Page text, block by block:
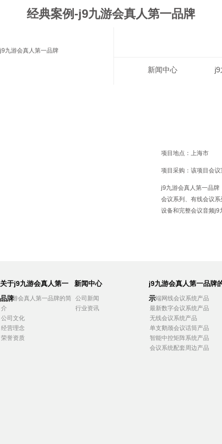
经典案例-j9九游会真人第一品牌
j9九游会真人第一品牌
新闻中心
项目地点：上海市
项目采购：该项目会
j9九游会真人第一品牌
会议系列 、 有线会议系
设备和完整会议音频j9
关于j9九游会真人第一
品牌
j9九游会真人第一品牌的简
介
公司文化
经营理念
荣誉资质
新闻中心
公司新闻
行业资讯
j9九游会真人第一品牌
示
高端网线会议系统产品
最新数字会议系统产品
无线会议系统产品
单支鹅颈会议话筒产品
智能中控矩阵系统产品
会议系统配套周边产品